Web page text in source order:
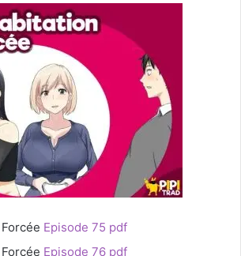
Episode 75 pdf
Episode 76 pdf